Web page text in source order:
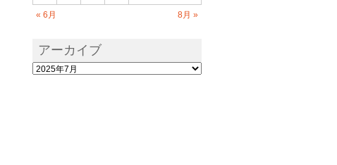
« 6月 8月 »
アーカイブ